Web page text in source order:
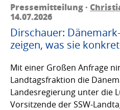
Pressemitteilung ·
14.07.2026
Dirschauer:
zeigen, was sie
Mit einer Großen Anfrage
Landtagsfraktion die
Landesregierung unter die
Vorsitzende der SSW-